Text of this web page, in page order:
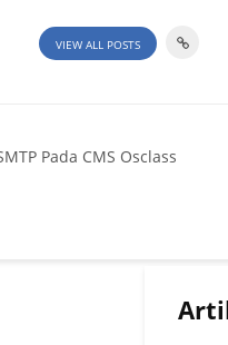
VIEW ALL POSTS
Pada CMS Osclass